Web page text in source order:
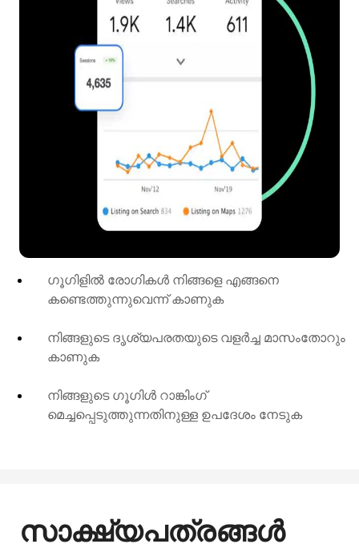
ഗൂഗിളിൽ രോഗികൾ നിങ്ങളെ എങ്ങനെ
കണ്ടെത്തുന്നുവെന്ന് കാണുക
നിങ്ങളുടെ ദൃശ്യപരതയുടെ വളർച്ച മാസംതോറും
കാണുക
നിങ്ങളുടെ ഗൂഗിൾ റാങ്കിംഗ്
മെച്ചപ്പെടുത്തുന്നതിനുള്ള ഉപദേശം നേടുക
സാക്ഷ്യപത്രങ്ങൾ